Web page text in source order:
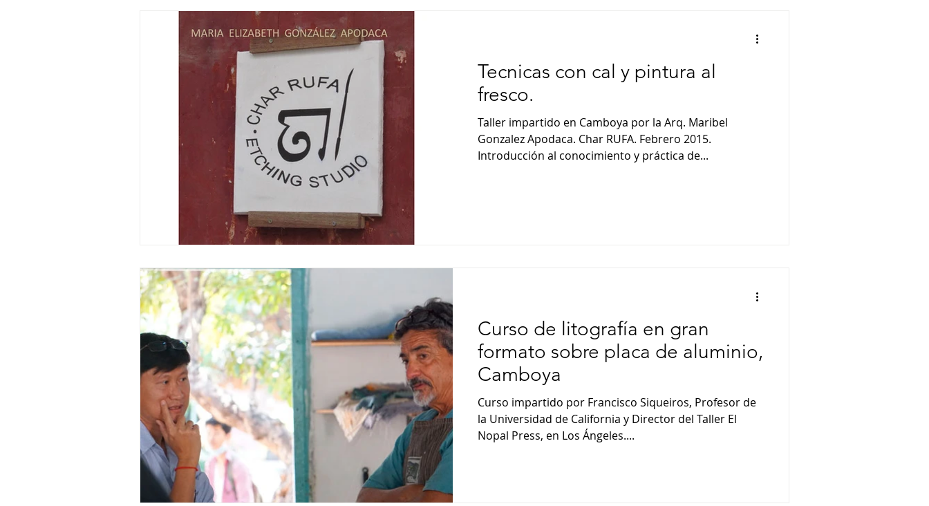
Tecnicas con cal y pintura al
fresco.
Taller impartido en Camboya por la Arq. Maribel
Gonzalez Apodaca. Char RUFA. Febrero 2015.
Introducción al conocimiento y práctica de...
Curso de litografía en gran
formato sobre placa de aluminio,
Camboya
Curso impartido por Francisco Siqueiros, Profesor de
la Universidad de California y Director del Taller El
Nopal Press, en Los Ángeles....